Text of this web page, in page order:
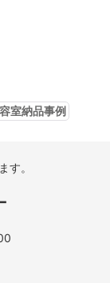
室納品事例
す。